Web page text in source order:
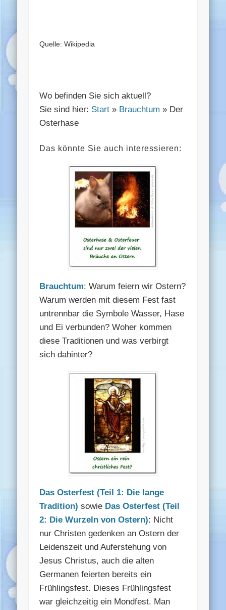
Quelle: Wikipedia
Wo befinden Sie sich aktuell?
Sie sind hier: Start » Brauchtum » Der
Osterhase
Das könnte Sie auch interessieren:
Brauchtum: Warum feiern wir Ostern?
Warum werden mit diesem Fest fast
untrennbar die Symbole Wasser, Hase
und Ei verbunden? Woher kommen
diese Traditionen und was verbirgt
sich dahinter?
Das Osterfest (Teil 1: Die lange
Tradition) sowie Das Osterfest (Teil
2: Die Wurzeln von Ostern): Nicht
nur Christen gedenken an Ostern der
Leidenszeit und Auferstehung von
Jesus Christus, auch die alten
Germanen feierten bereits ein
Frühlingsfest. Dieses Frühlingsfest
war gleichzeitig ein Mondfest. Man